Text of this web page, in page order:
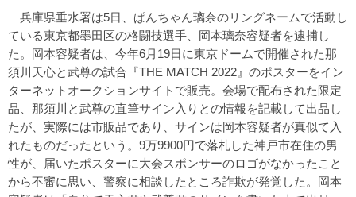
兵庫県垂水署は5日、ぱんちゃん璃奈のリングネームで活動し
ている東京都墨田区の格闘技選手、岡本璃奈容疑者を逮捕し
た。岡本容疑者は、今年6月19日に東京ドームで開催された那
須川天心と武尊の試合『THE MATCH 2022』のポスターをイン
ターネットオークションサイトで販売。会場で配布された限定
品、那須川と武尊の直筆サイン入りとの情報を記載して出品し
たが、実際には市販品であり、サインは岡本容疑者が真似て入
れたものだったという。9万9900円で落札した神戸市在住の男
性が、届いたポスターに大会スポンサーのロゴがなかったこと
から不審に思い、警察に相談したところ詐欺が発覚した。岡本